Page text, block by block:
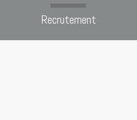
Recrutement